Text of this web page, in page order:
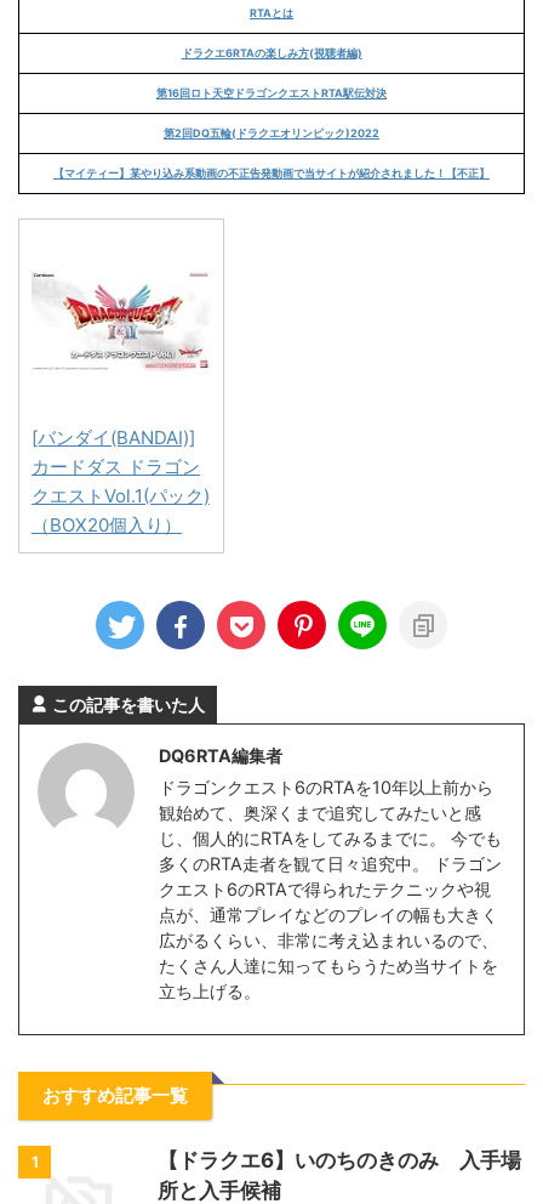
RTAとは
ドラクエ6RTAの楽しみ方(視聴者編)
第16回ロト天空ドラゴンクエストRTA駅伝対決
第2回DQ五輪(ドラクエオリンピック)2022
【マイティー】某やり込み系動画の不正告発動画で当サイトが紹介されました！【不正】
[バンダイ(BANDAI)]
カードダス ドラゴン
クエストVol.1(パック)
（BOX20個入り）
この記事を書いた人
DQ6RTA編集者
ドラゴンクエスト6のRTAを10年以上前から
観始めて、奥深くまで追究してみたいと感
じ、個人的にRTAをしてみるまでに。 今でも
多くのRTA走者を観て日々追究中。 ドラゴン
クエスト6のRTAで得られたテクニックや視
点が、通常プレイなどのプレイの幅も大きく
広がるくらい、非常に考え込まれいるので、
たくさん人達に知ってもらうため当サイトを
立ち上げる。
おすすめ記事一覧
1
【ドラクエ6】いのちのきのみ 入手場
所と入手候補